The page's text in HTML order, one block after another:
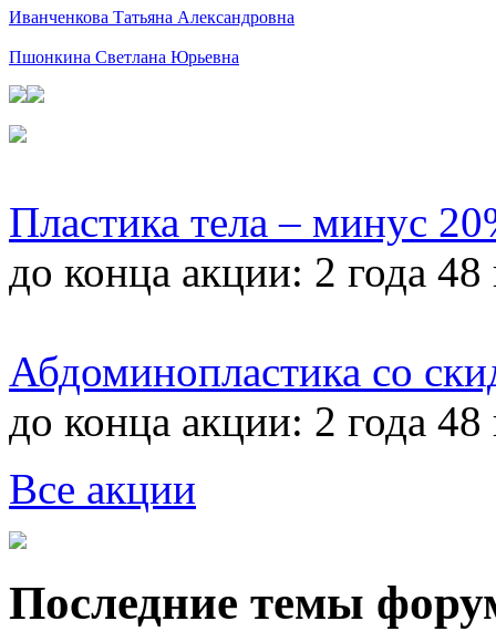
Иванченкова Татьяна Александровна
Пшонкина Светлана Юрьевна
Пластика тела – минус
до конца акции: 2 года 48
Абдоминопластика со
до конца акции: 2 года 48
Все акции
Последние темы